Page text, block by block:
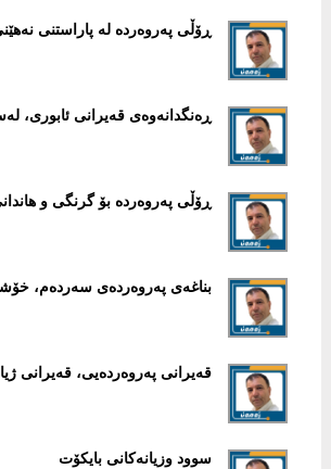
ڕۆڵی پەروەردە لە پاراستنی
ڕەنگدانەوەی قەیرانی ئابوری،
ڕۆڵی پەروەردە بۆ گرنگی و
بناغەی پەروەردەی سەردەم،
قەیرانی پەروەردەیی، قەیرانی
سوود وزیانەکانی بایکۆت